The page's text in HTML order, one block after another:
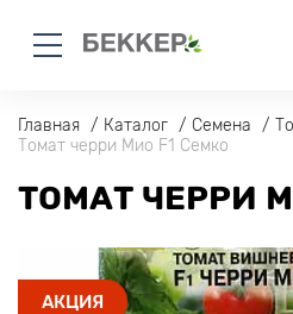
Главная Каталог Семена
Томат черри Мио F1 Семко
ТОМАТ ЧЕРРИ
АКЦИЯ